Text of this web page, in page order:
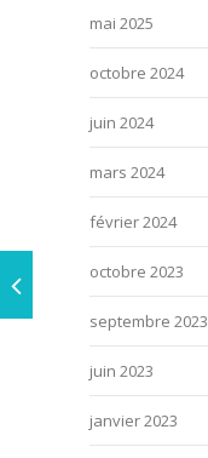
mai 2025
octobre 2024
juin 2024
mars 2024
février 2024
octobre 2023
septembre 2023
juin 2023
janvier 2023